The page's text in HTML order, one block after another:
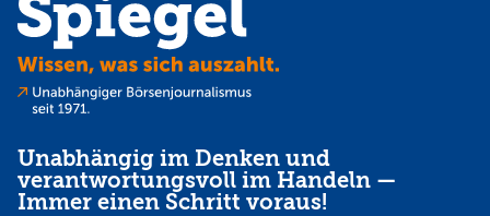
Unabhängig im Denken und
verantwortungsvoll im Handeln —
Immer einen Schritt voraus!